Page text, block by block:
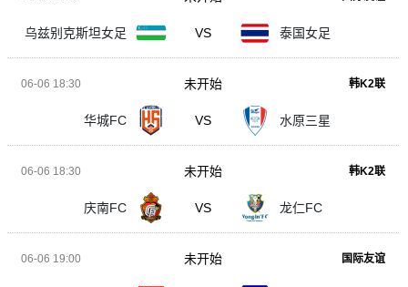
乌兹别克斯坦女足 VS 泰国女足
06-06 18:30 韩K2联
华城FC VS 水原三星
未开始
06-06 18:30 韩K2联
庆南FC VS 龙仁FC
未开始
06-06 19:00 国际友谊
未开始